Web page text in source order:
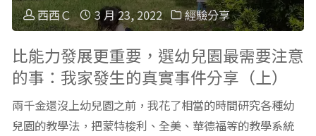
推
薦"
更
要，
選
西西Ｃ 3 月 23, 2022 經驗分享
比能力發展更重要，選幼兒園最需要注意
的事：我家發生的真實事件分享（上）
兩千金還沒上幼兒園之前，我花了相當的時間研究各種幼
兒園的教學法，把蒙特梭利、全美、華德福等的教學系統